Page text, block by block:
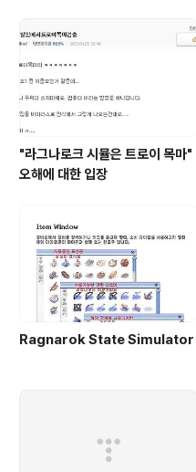
"라그나로크 시뮬은 트로이 목마"
오해에 대한 입장
Ragnarok State Simulator